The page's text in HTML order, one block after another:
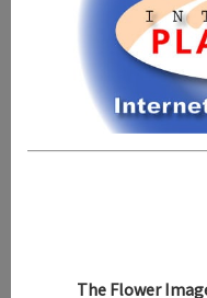
The Flower